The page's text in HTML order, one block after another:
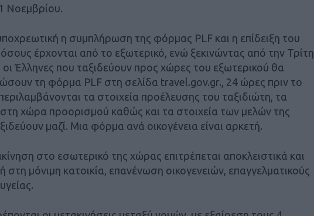
Νοεμβρίου.
η συμπλήρωση της φόρμας PLF και η επίδειξη του
έρχονται από το εξωτερικό, ενώ ξεκινώντας από την Τρίτη
Έλληνες που ταξιδεύουν προς χώρες του εξωτερικού θα
τη φόρμα PLF στη σελίδα travel.gov.gr., 24 ώρες πριν το
τα στοιχεία προέλευσης του ταξιδιώτη, τα
στη χώρα προορισμού καθώς και τα στοιχεία των μελών της
μαζί. Μια φόρμα ανά οικογένεια είναι αρκετή.
στο εσωτερικό της χώρας επιτρέπεται αποκλειστικά και
στη μόνιμη κατοικία, επανένωση οικογενειών, επαγγελματικούς